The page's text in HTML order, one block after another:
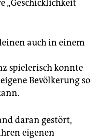
„Geschicklichkeit
auch in einem
spielerisch konnte
Bevölkerung so
daran gestört,
eigenen